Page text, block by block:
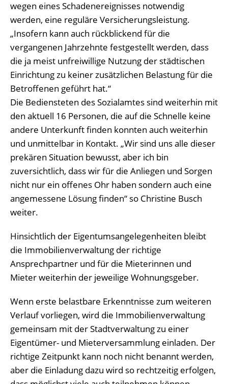
wegen eines Schadenereignisses notwendig
werden, eine reguläre Versicherungsleistung.
„Insofern kann auch rückblickend für die
vergangenen Jahrzehnte festgestellt werden, dass
die ja meist unfreiwillige Nutzung der städtischen
Einrichtung zu keiner zusätzlichen Belastung für die
Betroffenen geführt hat.“
Die Bediensteten des Sozialamtes sind weiterhin mit
den aktuell 16 Personen, die auf die Schnelle keine
andere Unterkunft finden konnten auch weiterhin
und unmittelbar in Kontakt. „Wir sind uns alle dieser
prekären Situation bewusst, aber ich bin
zuversichtlich, dass wir für die Anliegen und Sorgen
nicht nur ein offenes Ohr haben sondern auch eine
angemessene Lösung finden“ so Christine Busch
weiter.
Hinsichtlich der Eigentumsangelegenheiten bleibt
die Immobilienverwaltung der richtige
Ansprechpartner und für die Mieterinnen und
Mieter weiterhin der jeweilige Wohnungsgeber.
Wenn erste belastbare Erkenntnisse zum weiteren
Verlauf vorliegen, wird die Immobilienverwaltung
gemeinsam mit der Stadtverwaltung zu einer
Eigentümer- und Mieterversammlung einladen. Der
richtige Zeitpunkt kann noch nicht benannt werden,
aber die Einladung dazu wird so rechtzeitig erfolgen,